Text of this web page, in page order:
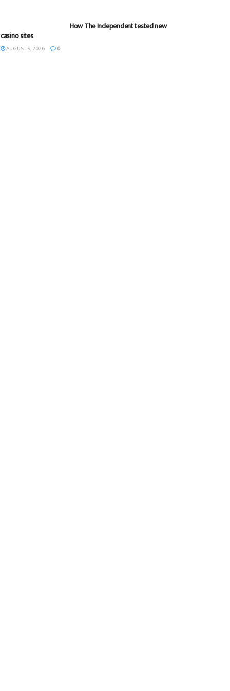
How The Independent tested new
casino sites
AUGUST 5, 2026 0